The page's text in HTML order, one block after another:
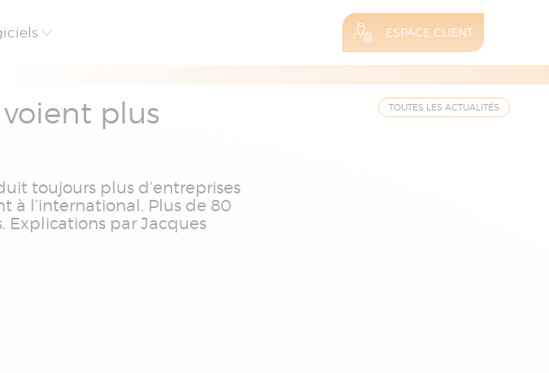
ESPACE CLIENT
voient plus
toujours plus d’entreprises
l’international. Plus de 80
Explications par Jacques
TOUTES LES ACTUALITÉS